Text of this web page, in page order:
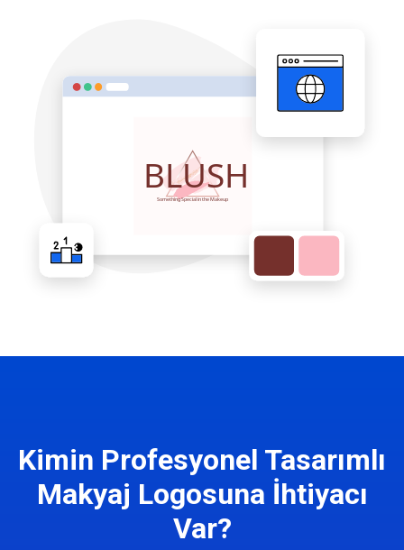
Kimin Profesyonel Tasarımlı
Makyaj Logosuna İhtiyacı
Var?